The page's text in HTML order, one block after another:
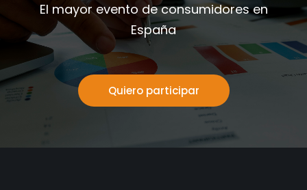
El mayor evento de consumidores en
España
Quiero participar